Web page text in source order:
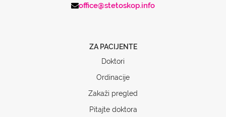
office@stetoskop.info
ZA PACIJENTE
Doktori
Ordinacije
Zakaži pregled
Pitajte doktora